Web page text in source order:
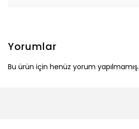
Yorumlar
Bu ürün için henüz yorum yapılmamış.